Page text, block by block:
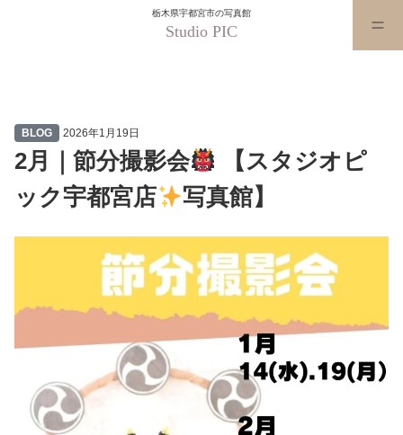
栃木県宇都宮市の写真館
Studio PIC
BLOG 2026年1月19日
2月｜節分撮影会
【スタジオピ
ック宇都宮店
写真館】